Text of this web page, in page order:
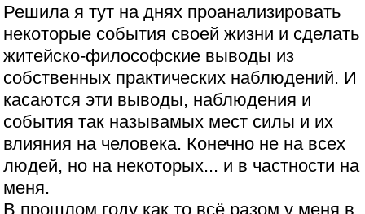
Решила я тут на днях проанализировать
некоторые события своей жизни и сделать
житейско-философские выводы из
собственных практических наблюдений. И
касаются эти выводы, наблюдения и
события так называмых мест силы и их
влияния на человека. Конечно не на всех
людей, но на некоторых... и в частности на
меня.
В прошлом году как то всё разом у меня в